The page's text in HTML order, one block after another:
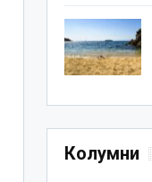
Колумни